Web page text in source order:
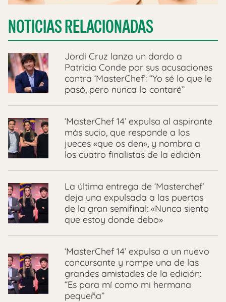
NOTICIAS RELACIONADAS
Jordi Cruz lanza un dardo a
Patricia Conde por sus acusaciones
contra ‘MasterChef’: “Yo sé lo que le
pasó, pero nunca lo contaré”
‘MasterChef 14’ expulsa al aspirante
más sucio, que responde a los
jueces «que os den», y nombra a
los cuatro finalistas de la edición
La última entrega de ‘Masterchef’
deja una expulsada a las puertas
de la gran semifinal: «Nunca siento
que estoy donde debo»
‘MasterChef 14’ expulsa a un nuevo
concursante y rompe una de las
grandes amistades de la edición:
“Es para mí como mi hermana
pequeña”